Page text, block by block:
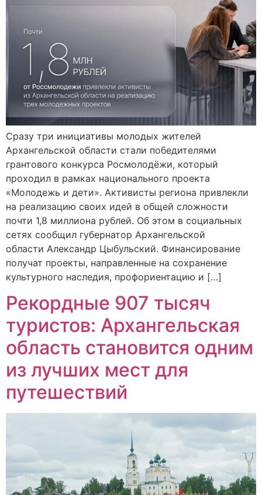
Сразу три инициативы молодых жителей
Архангельской области стали победителями
грантового конкурса Росмолодёжи, который
проходил в рамках национального проекта
«Молодежь и дети». Активисты региона привлекли
на реализацию своих идей в общей сложности
почти 1,8 миллиона рублей. Об этом в социальных
сетях сообщил губернатор Архангельской
области Александр Цыбульский. Финансирование
получат проекты, направленные на сохранение
культурного наследия, профориентацию и […]
Рекордные 907 тысяч
туристов: Архангельская
область становится одним
из лучших мест для
путешествий